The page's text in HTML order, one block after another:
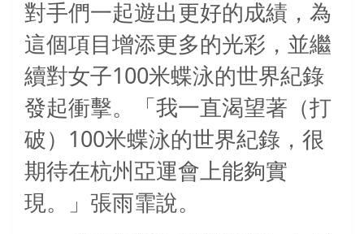
對手們一起遊出更好的成績，為
這個項目增添更多的光彩，並繼
續對女子100米蝶泳的世界紀錄
發起衝擊。「我一直渴望著（打
破） 100米蝶泳的世界紀錄，很
期待在杭州亞運會上能夠實
現。」張雨霏說。